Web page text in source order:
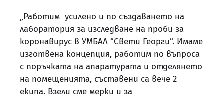
„Работим усилено и по създаването на
лаборатория за изследване на проби за
коронавирус в УМБАЛ “Свети Георги“. Имаме
изготвена концепция, работим по въпроса
с поръчката на апаратурата и отделянето
на помещенията, съставени са вече 2
екипа. Взели сме мерки и за